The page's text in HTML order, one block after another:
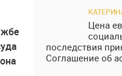
Цена
последствия
Соглашение об